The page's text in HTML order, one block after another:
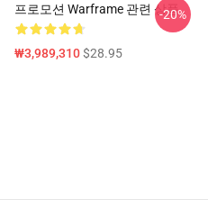
프로모션 Warframe 관련 상품
₩3,989,310$28.95
-20%